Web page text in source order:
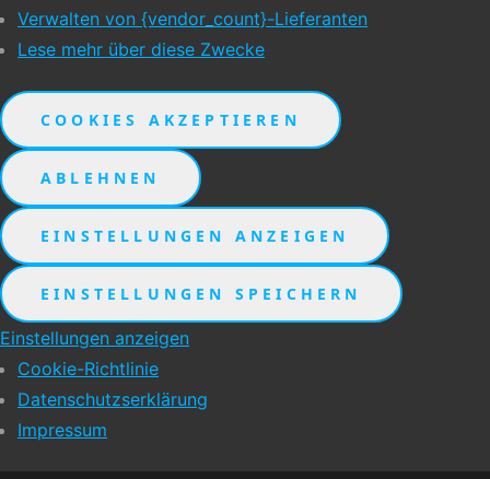
Verwalten von {vendor_count}-Lieferanten
Lese mehr über diese Zwecke
COOKIES AKZEPTIEREN
ABLEHNEN
EINSTELLUNGEN ANZEIGEN
EINSTELLUNGEN SPEICHERN
Einstellungen anzeigen
Cookie-Richtlinie
Datenschutzserklärung
Impressum